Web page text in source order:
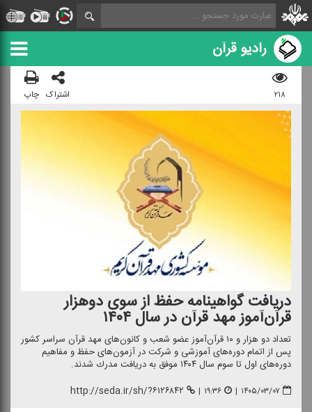
رادیو قرآن
۲۱۸ اشتراک چاپ
دریافت گواهینامه حفظ از سوی دوهزار
قرآن‌آموز مهد قرآن در سال ۱۴۰۴
تعداد دو هزار و ۱۰ قرآن‌آموز عضو شعب و كانون‌های مهد قرآن سراسر كشور
پس از اتمام دوره‌های آموزشی و شركت در آزمون‌های حفظ و مفاهیم
دوره‌های اول تا سوم سال ۱۴۰۴ موفق به دریافت مدرك شدند.
۱۴۰۵/۰۳/۰۷ | ۱۹:۳۶ | http://seda.ir/sh/?۶۱۲۶۸۴۲